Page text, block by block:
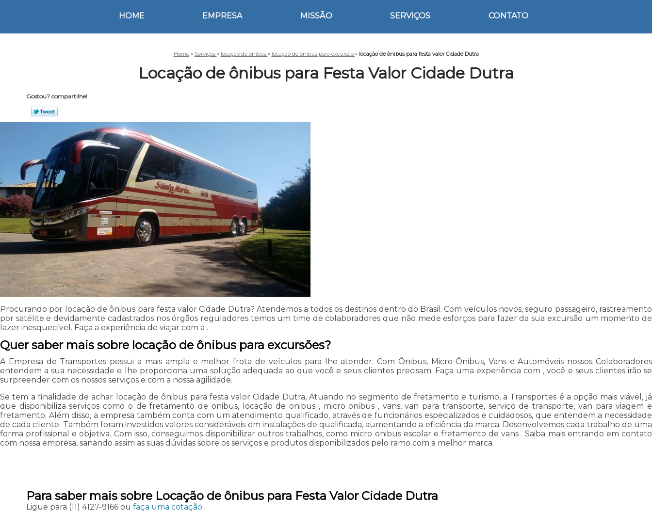
HOME EMPRESA MISSÃO SERVIÇOS CONTATO
Home » Serviços » locação de ônibus » locação de ônibus para excursão » locação de ônibus para festa valor Cidade Dutra
Locação de ônibus para Festa Valor Cidade Dutra
Gostou? compartilhe!
Procurando por locação de ônibus para festa valor Cidade Dutra? Atendemos a todos os destinos dentro do Brasil. Com veículos novos, seguro passageiro, rastreamento
por satélite e devidamente cadastrados nos órgãos reguladores temos um time de colaboradores que não mede esforços para fazer da sua excursão um momento de
lazer inesquecível. Faça a experiência de viajar com a .
Quer saber mais sobre locação de ônibus para excursões?
A Empresa de Transportes possui a mais ampla e melhor frota de veículos para lhe atender. Com Ônibus, Micro-Ônibus, Vans e Automóveis nossos Colaboradores
entendem a sua necessidade e lhe proporciona uma solução adequada ao que você e seus clientes precisam. Faça uma experiência com , você e seus clientes irão se
surpreender com os nossos serviços e com a nossa agilidade.
Se tem a finalidade de achar locação de ônibus para festa valor Cidade Dutra, Atuando no segmento de fretamento e turismo, a Transportes é a opção mais viável, já
que disponibiliza serviços como o de fretamento de onibus, locação de onibus , micro onibus , vans, van para transporte, serviço de transporte, van para viagem e
fretamento. Além disso, a empresa também conta com um atendimento qualificado, através de funcionários especializados e cuidadosos, que entendem a necessidade
de cada cliente. Também foram investidos valores consideráveis em instalações de qualificada, aumentando a eficiência da marca. Desenvolvemos cada trabalho de uma
forma profissional e objetiva. Com isso, conseguimos disponibilizar outros trabalhos, como micro onibus escolar e fretamento de vans . Saiba mais entrando em contato
com nossa empresa, sanando assim as suas dúvidas sobre os serviços e produtos disponibilizados pelo ramo com a melhor marca.
Para saber mais sobre Locação de ônibus para Festa Valor Cidade Dutra
Ligue para (11) 4127-9166ou faça uma cotação